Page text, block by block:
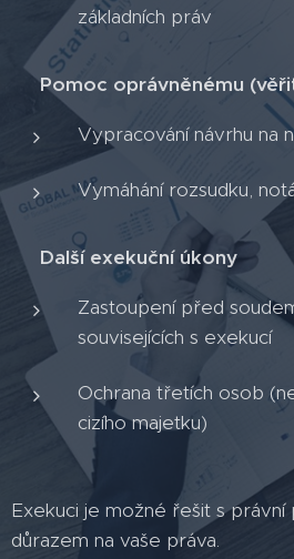
základních práv
💼Pomoc oprávněnému
Vypracování návrhu na
Vymáhání rozsudku,
⚖️ Další exekuční úkony
Zastoupení před
souvisejících s exekucí
Ochrana třetích osob
cizího majetku)
Exekuci je možné řešit s
důrazem na vaše práva.